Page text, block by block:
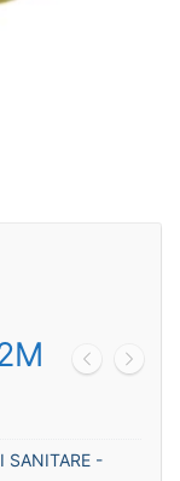
SANITARE -